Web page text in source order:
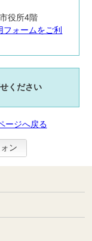
役所4階
ォームをご利
ください
ージへ戻る
ン